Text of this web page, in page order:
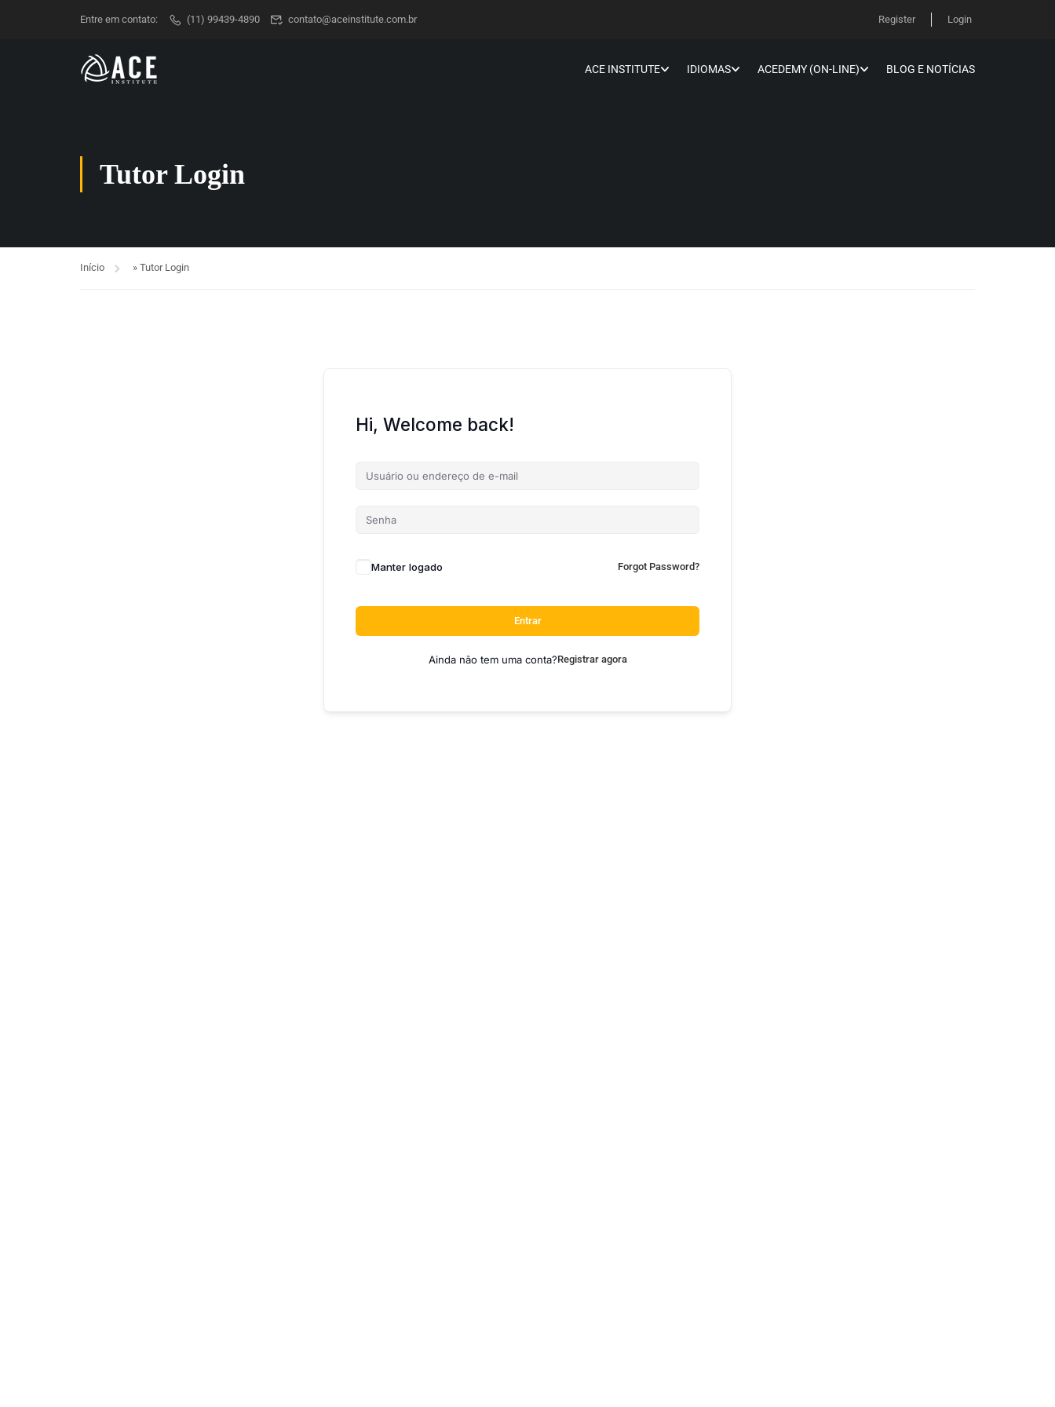
Entre em contato: (11) 99439-4890 contato@aceinstitute.com.br Register Login
ACE INSTITUTE IDIOMAS ACEDEMY (ON-LINE) BLOG E NOTÍCIAS
Tutor Login
Início » Tutor Login
Hi, Welcome back!
Manter logado Forgot Password?
Entrar
Ainda não tem uma conta?Registrar agora